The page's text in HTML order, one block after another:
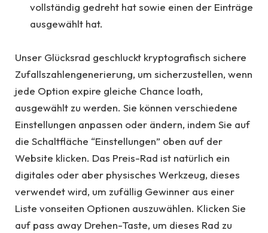
vollständig gedreht hat sowie einen der Einträge
ausgewählt hat.
Unser Glücksrad geschluckt kryptografisch sichere
Zufallszahlengenerierung, um sicherzustellen, wenn
jede Option expire gleiche Chance loath,
ausgewählt zu werden. Sie können verschiedene
Einstellungen anpassen oder ändern, indem Sie auf
die Schaltfläche “Einstellungen” oben auf der
Website klicken. Das Preis-Rad ist natürlich ein
digitales oder aber physisches Werkzeug, dieses
verwendet wird, um zufällig Gewinner aus einer
Liste vonseiten Optionen auszuwählen. Klicken Sie
auf pass away Drehen-Taste, um dieses Rad zu